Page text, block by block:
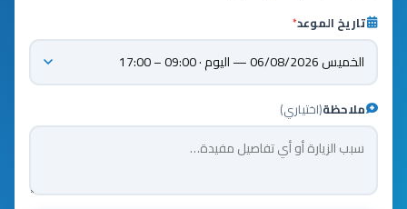
تاريخ الموعد*
ملاحظة(اختياري)